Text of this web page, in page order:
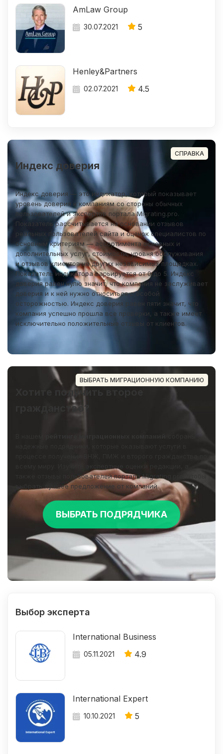
AmLaw Group
30.07.2021 5
Henley&Partners
02.07.2021 4.5
Индекс доверия
Индекс доверия — это индикатор, который показывает
уровень доверия к компаниям со стороны обычных
пользователей и экспертов портала Migrating.pro.
Показатель рассчитывается на основании отзывов
реальных пользователей сайта и оценок специалистов по
основным критериям — ассортимента основных и
дополнительных услуг, стоимости, уровня обслуживания
и отзывов клиентов на других независимых площадках.
Показатель индикатора варьируется от 0 до 5. Индекс
доверия равен нулю значит, что компания не заслуживает
доверия и к ней нужно относиться с особой
осторожностью. Индекс доверия равен пяти значит, что
компания успешно прошла все проверки, а также имеет
исключительно положительные отзывы от клиентов.
СПРАВКА
Хотите получить второе
гражданство?
всему миру. Изучите экспертные оценки редакции, а
также отзывы пользователей портала Migrating.pro, чтобы
выбрать лучшее предложение от компаний.
ВЫБРАТЬ ПОДРЯДЧИКА
ВЫБРАТЬ МИГРАЦИОННУЮ КОМПАНИЮ
Выбор эксперта
International Business
05.11.2021 4.9
International Expert
10.10.2021 5